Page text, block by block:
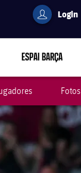
userCulers
Login
ESPAI BARÇA
Fotos